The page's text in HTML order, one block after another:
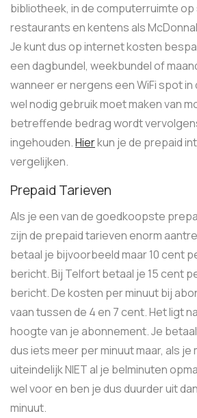
bibliotheek, in de computerruimte
restaurants en kentens als
Je kunt dus op internet kosten
een dagbundel, weekbundel of
wanneer er nergens een WiFi spot in
wel nodig gebruik moet maken van
betreffende bedrag wordt
ingehouden.Hierkun je de prepaid
vergelijken.
Prepaid Tarieven
Als je een van de goedkoopste
zijn de prepaid tarieven enorm
betaal je bijvoorbeeld maar 10 cent
bericht. Bij Telfort betaal je 15 cent
bericht. De kosten per minuut bij
vaan tussen de 4 en 7 cent. Het ligt
hoogte van je abonnement. Je
dus iets meer per minuut maar, als je
uiteindelijk NIET al je belminuten
wel voor en ben je dus duurder uit
minuut.